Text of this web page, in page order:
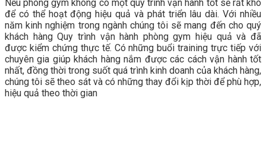
Nếu phòng gym không có một quy trình vận hành tốt sẽ rất khó
để có thể hoạt động hiệu quả và phát triển lâu dài. Với nhiều
năm kinh nghiệm trong ngành chúng tôi sẽ mang đến cho quý
khách hàng Quy trình vận hành phòng gym hiệu quả và đã
được kiểm chứng thực tế. Có những buổi training trực tiếp với
chuyên gia giúp khách hàng nắm được các cách vận hành tốt
nhất, đồng thời trong suốt quá trình kinh doanh của khách hàng,
chúng tôi sẽ theo sát và có những thay đổi kịp thời để phù hợp,
hiệu quả theo thời gian